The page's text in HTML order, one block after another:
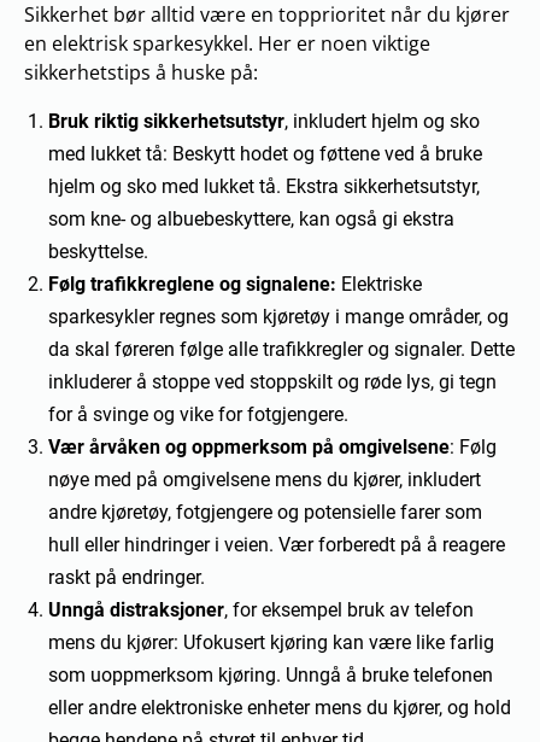
Sikkerhet bør alltid være en topprioritet når du kjører
en elektrisk sparkesykkel. Her er noen viktige
sikkerhetstips å huske på:
Bruk riktig sikkerhetsutstyr, inkludert hjelm og sko
med lukket tå: Beskytt hodet og føttene ved å bruke
hjelm og sko med lukket tå. Ekstra sikkerhetsutstyr,
som kne- og albuebeskyttere, kan også gi ekstra
beskyttelse.
Følg trafikkreglene og signalene: Elektriske
sparkesykler regnes som kjøretøy i mange områder, og
da skal føreren følge alle trafikkregler og signaler. Dette
inkluderer å stoppe ved stoppskilt og røde lys, gi tegn
for å svinge og vike for fotgjengere.
Vær årvåken og oppmerksom på omgivelsene: Følg
nøye med på omgivelsene mens du kjører, inkludert
andre kjøretøy, fotgjengere og potensielle farer som
hull eller hindringer i veien. Vær forberedt på å reagere
raskt på endringer.
Unngå distraksjoner, for eksempel bruk av telefon
mens du kjører: Ufokusert kjøring kan være like farlig
som uoppmerksom kjøring. Unngå å bruke telefonen
eller andre elektroniske enheter mens du kjører, og hold